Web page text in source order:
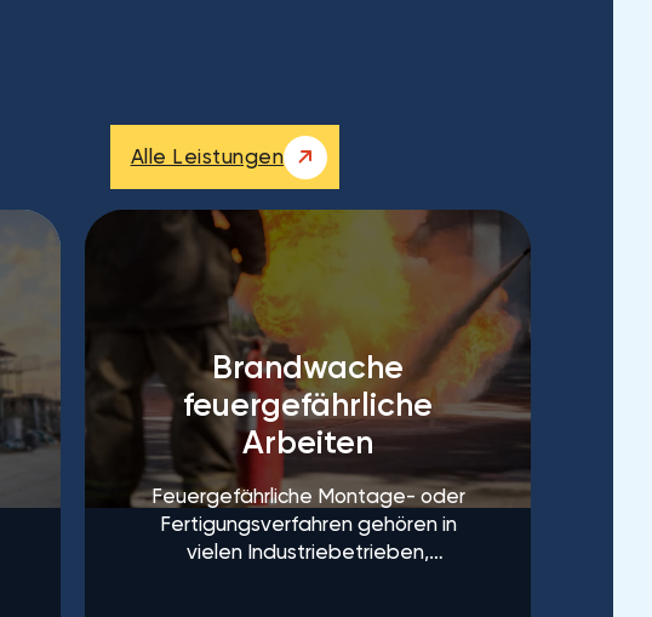
Alle Leistungen
Brandwache
feuergefährliche
Arbeiten
Feuergefährliche Montage- oder
Fertigungsverfahren gehören in
vielen Industriebetrieben,